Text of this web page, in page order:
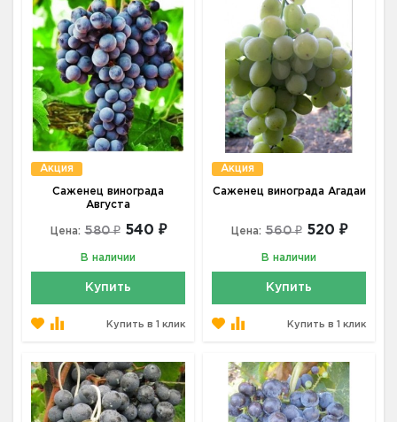
Акция
Саженец винограда
Августа
Цена: 580 ₽ 540 ₽
В наличии
Купить
Купить в 1 клик
Акция
Саженец винограда Агадаи
Цена: 560 ₽ 520 ₽
В наличии
Купить
Купить в 1 клик